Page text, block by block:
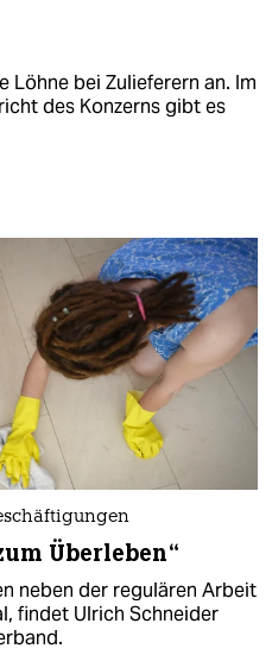
Löhne bei Zulieferern an. Im
des Konzerns gibt es
Überleben“
neben der regulären Arbeit
findet Ulrich Schneider